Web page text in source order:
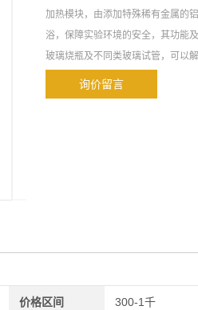
加热模块，由添加特殊稀有金属的
浴，保障实验环境的安全，其功能
玻璃烧瓶及不同类玻璃试管，可以
询价留言
价格区间 300-1千